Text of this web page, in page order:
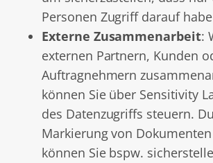
Personen Zugriff darauf
Externe Zusammenarbeit:
externen Partnern, Kunden
Auftragnehmern
können Sie über Sensitivity
des Datenzugriffs steuern.
Markierung von Dokumenten
können Sie bspw.